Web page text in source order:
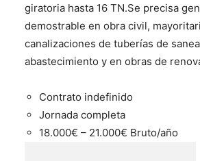
giratoria hasta 16 TN.Se precisa
demostrable en obra civil,
canalizaciones de tuberías de
abastecimiento y en obras de
Contrato indefinido
Jornada completa
18.000€ – 21.000€ Bruto/año